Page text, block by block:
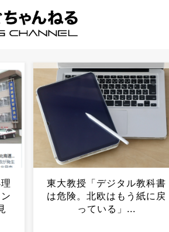
円安、ついに164円目前…止
まらない円売りに騒然ｗｗ
ｗ...